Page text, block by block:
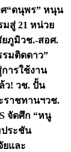
“ดนุพร” หนุน
มสู่ 21 หน่วย
ยภูมิวช.-สอศ.
มติดดาว”
การใช้งาน
ว! วช. ปั้น
ราชทานฯวช.
จัดศึก “หนู
ประชัน
และ